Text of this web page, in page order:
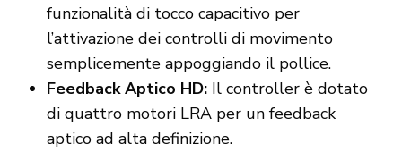
funzionalità di tocco capacitivo per
l’attivazione dei controlli di movimento
semplicemente appoggiando il pollice.
Feedback Aptico HD:Il controller è dotato
di quattro motori LRA per un feedback
aptico ad alta definizione.